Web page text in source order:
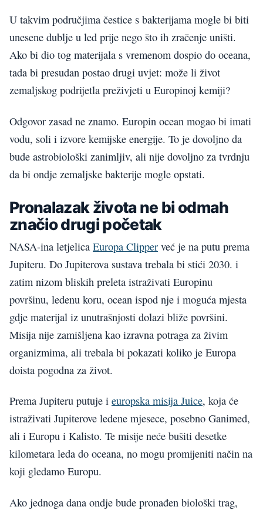
U takvim područjima čestice s bakterijama mogle bi biti
unesene dublje u led prije nego što ih zračenje uništi.
Ako bi dio tog materijala s vremenom dospio do oceana,
tada bi presudan postao drugi uvjet: može li život
zemaljskog podrijetla preživjeti u Europinoj kemiji?
Odgovor zasad ne znamo. Europin ocean mogao bi imati
vodu, soli i izvore kemijske energije. To je dovoljno da
bude astrobiološki zanimljiv, ali nije dovoljno za tvrdnju
da bi ondje zemaljske bakterije mogle opstati.
Pronalazak života ne bi odmah
značio drugi početak
NASA-ina letjelica Europa Clipper već je na putu prema
Jupiteru. Do Jupiterova sustava trebala bi stići 2030. i
zatim nizom bliskih preleta istraživati Europinu
površinu, ledenu koru, ocean ispod nje i moguća mjesta
gdje materijal iz unutrašnjosti dolazi bliže površini.
Misija nije zamišljena kao izravna potraga za živim
organizmima, ali trebala bi pokazati koliko je Europa
doista pogodna za život.
Prema Jupiteru putuje i europska misija Juice, koja će
istraživati Jupiterove ledene mjesece, posebno Ganimed,
ali i Europu i Kalisto. Te misije neće bušiti desetke
kilometara leda do oceana, no mogu promijeniti način na
koji gledamo Europu.
Ako jednoga dana ondje bude pronađen biološki trag,